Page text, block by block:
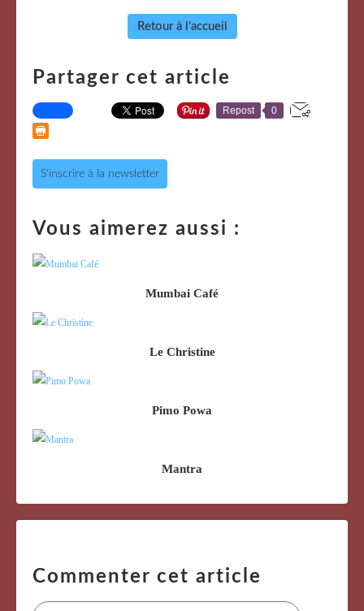
Retour à l'accueil
Partager cet article
Repost 0
S'inscrire à la newsletter
Vous aimerez aussi :
Mumbai Café
Le Christine
Pimo Powa
Mantra
Commenter cet article